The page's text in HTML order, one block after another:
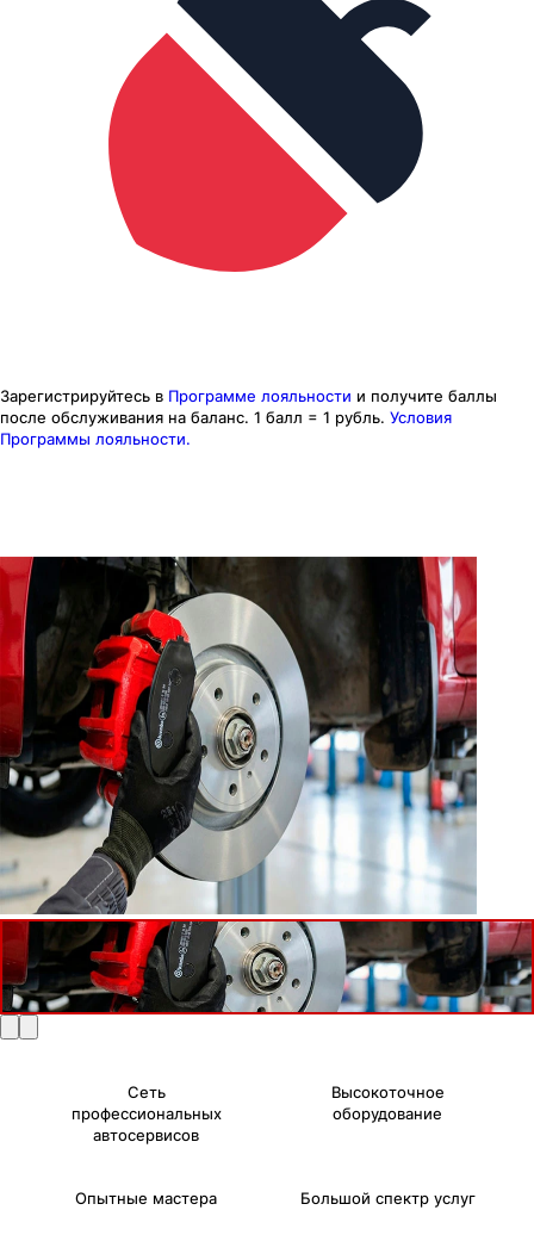
Зарегистрируйтесь в Программе лояльности и получите баллы
после обслуживания на баланс. 1 балл = 1 рубль. Условия
Программы лояльности.
Сеть
профессиональных
автосервисов
Высокоточное
оборудование
Опытные мастера Большой спектр услуг